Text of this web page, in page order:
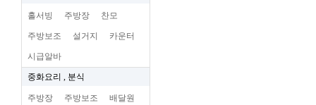
홀서빙 주방장 찬모
주방보조 설거지 카운터
시급알바
중화요리 , 분식
주방장 주방보조 배달원